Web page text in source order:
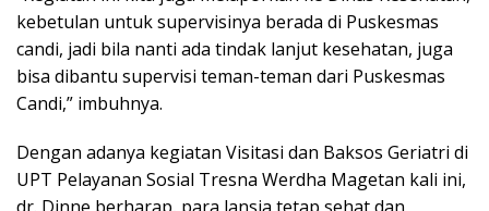
kebetulan untuk supervisinya berada di Puskesmas
candi, jadi bila nanti ada tindak lanjut kesehatan, juga
bisa dibantu supervisi teman-teman dari Puskesmas
Candi,” imbuhnya.
Dengan adanya kegiatan Visitasi dan Baksos Geriatri di
UPT Pelayanan Sosial Tresna Werdha Magetan kali ini,